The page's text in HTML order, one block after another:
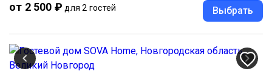
от 2 500 ₽ для 2 гостей Выбрать